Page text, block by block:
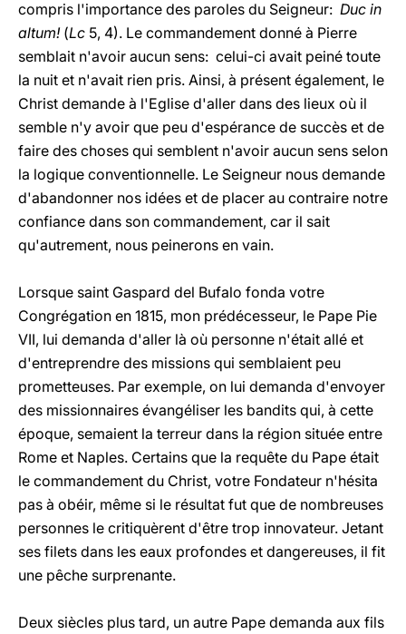
compris l'importance des paroles du Seigneur: Duc in
altum!(Lc 5, 4). Le commandement donné à Pierre
semblait n'avoir aucun sens: celui-ci avait peiné toute
la nuit et n'avait rien pris. Ainsi, à présent également, le
Christ demande à l'Eglise d'aller dans des lieux où il
semble n'y avoir que peu d'espérance de succès et de
faire des choses qui semblent n'avoir aucun sens selon
la logique conventionnelle. Le Seigneur nous demande
d'abandonner nos idées et de placer au contraire notre
confiance dans son commandement, car il sait
qu'autrement, nous peinerons en vain.
Lorsque saint Gaspard del Bufalo fonda votre
Congrégation en 1815, mon prédécesseur, le Pape Pie
VII, lui demanda d'aller là où personne n'était allé et
d'entreprendre des missions qui semblaient peu
prometteuses. Par exemple, on lui demanda d'envoyer
des missionnaires évangéliser les bandits qui, à cette
époque, semaient la terreur dans la région située entre
Rome et Naples. Certains que la requête du Pape était
le commandement du Christ, votre Fondateur n'hésita
pas à obéir, même si le résultat fut que de nombreuses
personnes le critiquèrent d'être trop innovateur. Jetant
ses filets dans les eaux profondes et dangereuses, il fit
une pêche surprenante.
Deux siècles plus tard, un autre Pape demanda aux fils